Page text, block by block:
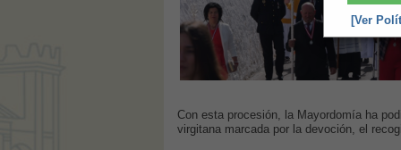
[Ver
Con esta procesión, la Mayordomía ha
virgitana marcada por la devoción, el